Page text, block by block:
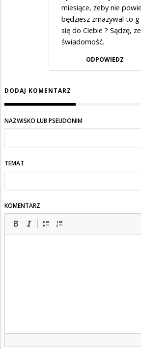
miesiące, żeby nie
będziesz zmazywal to g
się do Ciebie ? Sądzę,
świadomość.
ODPOWIEDZ
DODAJ KOMENTARZ
NAZWISKO LUB PSEUDONIM
TEMAT
KOMENTARZ